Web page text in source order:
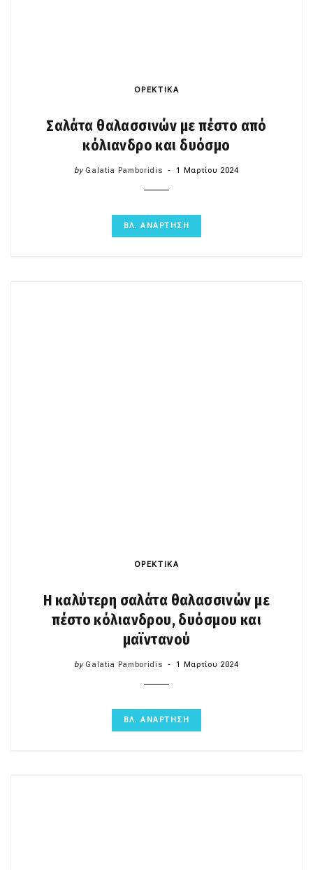
ΟΡΕΚΤΙΚΑ
Σαλάτα θαλασσινών με πέστο από
κόλιανδρο και δυόσμο
by Galatia Pamboridis 1 Μαρτίου 2024
ΒΛ. ΑΝΑΡΤΗΣΗ
ΟΡΕΚΤΙΚΑ
Η καλύτερη σαλάτα θαλασσινών με
πέστο κόλιανδρου, δυόσμου και
μαϊντανού
by Galatia Pamboridis 1 Μαρτίου 2024
ΒΛ. ΑΝΑΡΤΗΣΗ